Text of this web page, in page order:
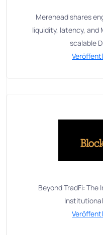
Merehead shares
liquidity, latency, and
scalable
Beyond TradFi: